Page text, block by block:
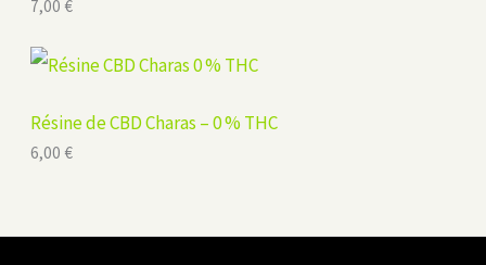
7,00 €
Résine de CBD Charas – 0 % THC
6,00 €